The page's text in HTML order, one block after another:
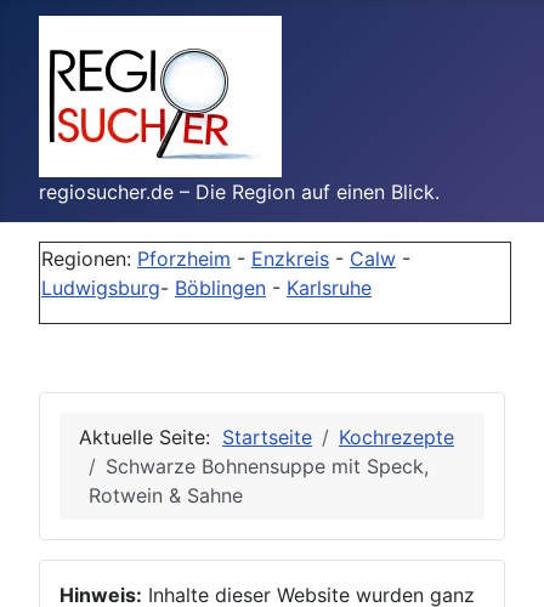
regiosucher.de – Die Region auf einen Blick.
Regionen: Pforzheim - Enzkreis - Calw -
Ludwigsburg- Böblingen - Karlsruhe
Aktuelle Seite: Startseite
Kochrezepte
Schwarze Bohnensuppe mit Speck,
Rotwein & Sahne
Hinweis: Inhalte dieser Website wurden ganz